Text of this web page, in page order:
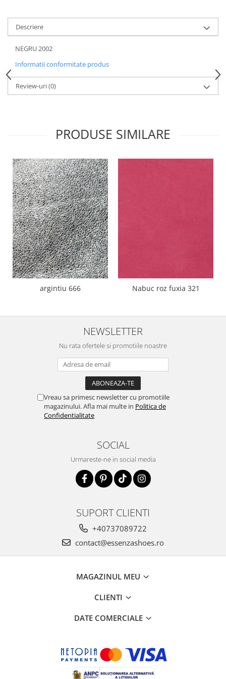
Descriere
NEGRU 2002
Informatii conformitate produs
Review-uri(0)
PRODUSE SIMILARE
argintiu 666 Nabuc roz fuxia 321
NEWSLETTER
Nu rata ofertele si promotiile noastre
Vreau sa primesc newsletter cu promotiile
magazinului. Afla mai multe in Politica de
Confidentialitate
SOCIAL
Urmareste-ne in social media
SUPORT CLIENTI
+40737089722
contact@essenzashoes.ro
MAGAZINUL MEU
CLIENTI
DATE COMERCIALE